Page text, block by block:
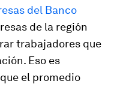
del Banco
de la región
trabajadores que
Eso es
el promedio